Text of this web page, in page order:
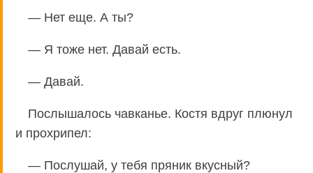
— Нет еще. А ты?
— Я тоже нет. Давай есть.
— Давай.
Послышалось чавканье. Костя вдруг плюнул
и прохрипел:
— Послушай, у тебя пряник вкусный?